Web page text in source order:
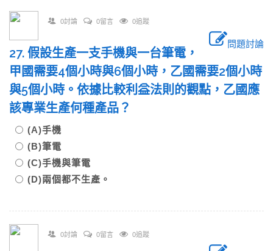
0討論 0留言 0追蹤
問題討論
27. 假設生產一支手機與一台筆電，
甲國需要4個小時與6個小時，乙國需要2個小時
與5個小時。依據比較利益法則的觀點，乙國應
該專業生產何種產品？
(A)手機
(B)筆電
(C)手機與筆電
(D)兩個都不生產。
0討論 0留言 0追蹤